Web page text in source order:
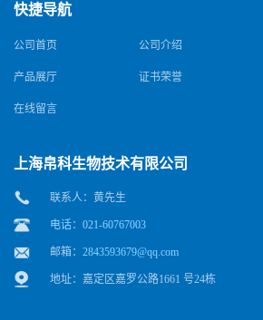
快捷导航
公司首页 公司介绍
产品展厅 证书荣誉
在线留言
上海帛科生物技术有限公司
联系人：黄先生
电话：021-60767003
邮箱： 2843593679@qq.com
地址：嘉定区嘉罗公路1661 号24栋